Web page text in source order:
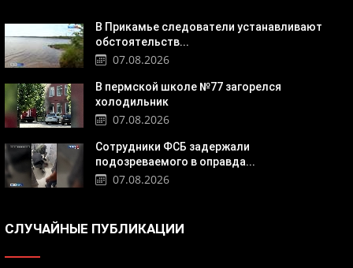
В Прикамье следователи устанавливают
обстоятельств...
07.08.2026
В пермской школе №77 загорелся
холодильник
07.08.2026
Сотрудники ФСБ задержали
подозреваемого в оправда...
07.08.2026
СЛУЧАЙНЫЕ ПУБЛИКАЦИИ